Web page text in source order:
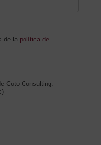
de la política de
Coto Consulting.